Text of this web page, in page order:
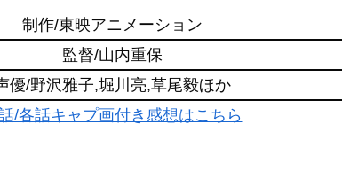
制作/東映アニメーション
監督/山内重保
優/野沢雅子,堀川亮,草尾毅ほか
/各話キャプ画付き感想はこちら